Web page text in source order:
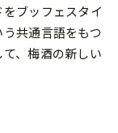
ブッフェスタイ
共通⾔語をもつ
、梅酒の新しい